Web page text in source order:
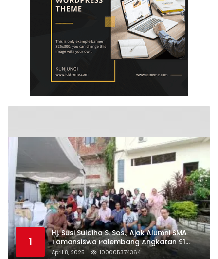
1
Hj. Susi Sulaiha S. Sos., Ajak Alumni SMA
Tamansiswa Palembang Angkatan 91
Halal Bihalal
April 8, 2025 100005374364